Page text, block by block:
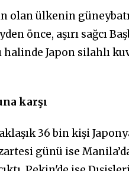
olan ülkenin
önce, aşırı sağcı
halinde Japon silahlı
karşı
36 bin kişi
günü ise